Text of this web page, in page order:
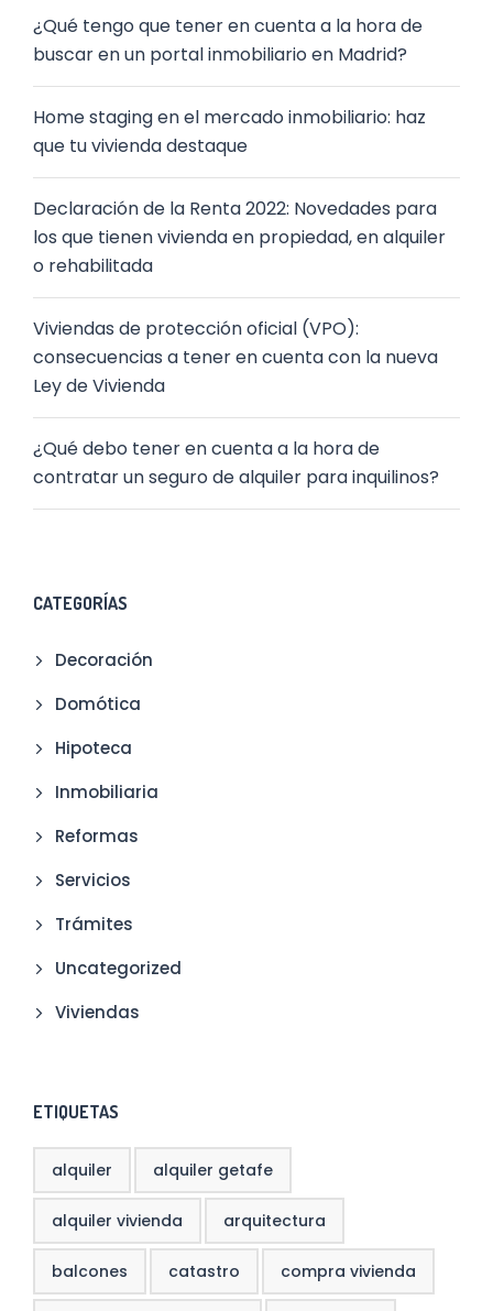
¿Qué tengo que tener en cuenta a la hora de
buscar en un portal inmobiliario en Madrid?
Home staging en el mercado inmobiliario: haz
que tu vivienda destaque
Declaración de la Renta 2022: Novedades para
los que tienen vivienda en propiedad, en alquiler
o rehabilitada
Viviendas de protección oficial (VPO):
consecuencias a tener en cuenta con la nueva
Ley de Vivienda
¿Qué debo tener en cuenta a la hora de
contratar un seguro de alquiler para inquilinos?
CATEGORÍAS
Decoración
Domótica
Hipoteca
Inmobiliaria
Reformas
Servicios
Trámites
Uncategorized
Viviendas
ETIQUETAS
alquiler alquiler getafe
alquiler vivienda arquitectura
balcones catastro compra vivienda